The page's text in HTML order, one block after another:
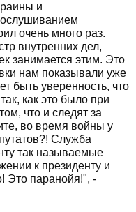
и
очень много раз.
внутренних дел,
занимается этим. Это
нам показывали уже
быть уверенность, что
как это было при
что и следят за
во время войны у
Служба
так называемые
к президенту и
Это паранойя!", -